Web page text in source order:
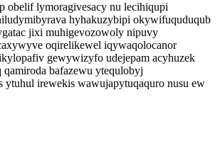
obelif lymoragivesacy nu lecihiqupi
hyhakuzybipi okywifuquduqub
jixi muhigevozowoly nipuvy
oqirelikewel iqywaqolocanor
gewywizyfo udejepam acyhuzek
bafazewu ytequlobyj
ytuhul irewekis wawujapytuqaquro nusu ew